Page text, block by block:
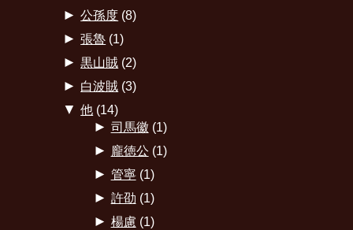
► 公孫度 (8)
► 張魯 (1)
► 黒山賊 (2)
► 白波賊 (3)
▼ 他 (14)
► 司馬徽 (1)
► 龐徳公 (1)
► 管寧(1)
► 許劭 (1)
► 楊慮 (1)